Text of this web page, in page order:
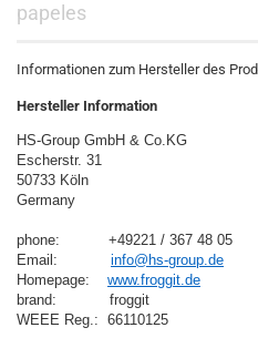
papeles
Informationen zum Hersteller des
Hersteller Information
HS-Group GmbH & Co.KG
Escherstr. 31
50733 Köln
Germany
phone:           +49221 / 367 48 05
Email: info@hs-group.de
Homepage: www.froggit.de
brand:            froggit